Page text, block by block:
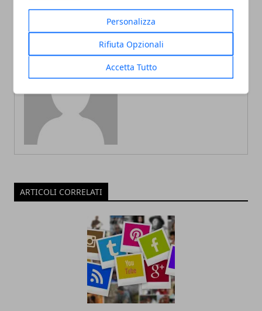
Personalizza
Rifiuta Opzionali
Accetta Tutto
Redazione
ARTICOLI CORRELATI